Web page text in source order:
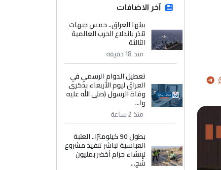
آخر الاضافات
بينها العراق.. خمس جبهات
تنذر باندلاع الحرب العالمية
الثالثة
منذ 18 دقيقة
تعطيل الدوام الرسمي في
العراق ليوم الأربعاء بذكرى
وفاة الرسول (صلى الله عليه
وا...
منذ 2 ساعة
بطول 90 كيلومترًا.. العتبة
العباسية تباشر تنفيذ مشروع
لإنشاء حزام أخضر بمليون
شج...